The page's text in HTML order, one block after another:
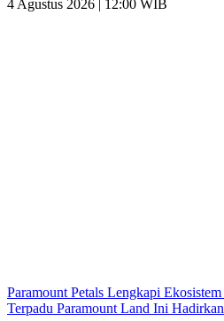
4 Agustus 2026 | 12:00 WIB
Paramount Petals Lengkapi
Terpadu Paramount Land Ini